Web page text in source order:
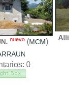
nuevo (MCM)
0